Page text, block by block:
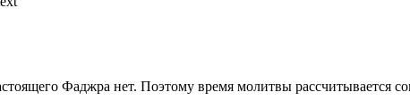
Фаджра нет. Поэтому время молитвы рассчитывается